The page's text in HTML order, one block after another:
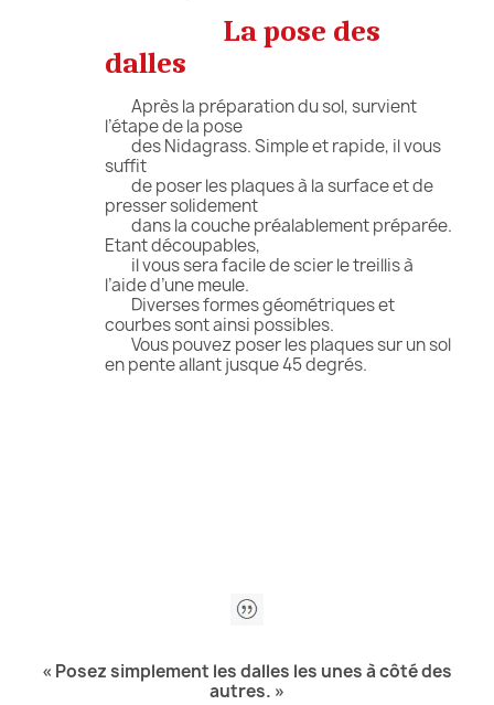
La pose des
dalles
Après la préparation du sol, survient
l’étape de la pose
des Nidagrass. Simple et rapide, il vous
suffit
de poser les plaques à la surface et de
presser solidement
dans la couche préalablement préparée.
Etant découpables,
il vous sera facile de scier le treillis à
l’aide d’une meule.
Diverses formes géométriques et
courbes sont ainsi possibles.
Vous pouvez poser les plaques sur un sol
en pente allant jusque 45 degrés.
« Posez simplement les dalles les unes à côté des
autres. »